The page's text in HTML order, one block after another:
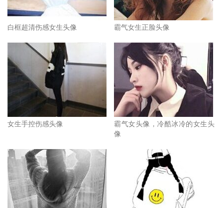
白框超清伤感女生头像 霸气女生正脸头像
女生手控伤感头像
霸气女头像，冷酷冰冷的女生头
像